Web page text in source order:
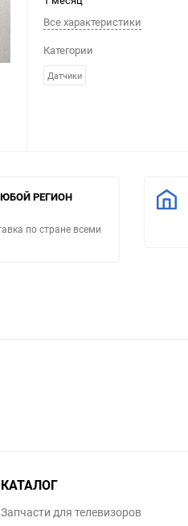
Все характеристики
Категории
Датчики
РЕГИОН
по стране всеми
КАТАЛОГ
Запчасти для телевизоров